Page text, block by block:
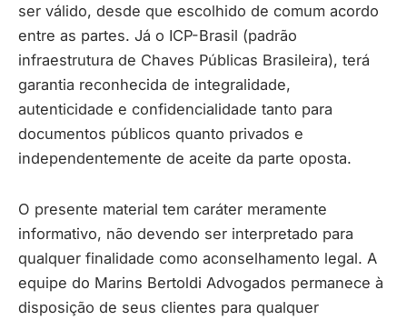
ser válido, desde que escolhido de comum acordo
entre as partes. Já o ICP-Brasil (padrão
infraestrutura de Chaves Públicas Brasileira), terá
garantia reconhecida de integralidade,
autenticidade e confidencialidade tanto para
documentos públicos quanto privados e
independentemente de aceite da parte oposta.
O presente material tem caráter meramente
informativo, não devendo ser interpretado para
qualquer finalidade como aconselhamento legal. A
equipe do Marins Bertoldi Advogados permanece à
disposição de seus clientes para qualquer